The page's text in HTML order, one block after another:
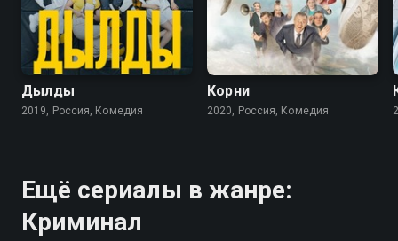
7.8
Дылды
2019, Россия, Комедия
7.7
Корни
2020, Россия, Комедия
Ещё сериалы в жанре:
Криминал